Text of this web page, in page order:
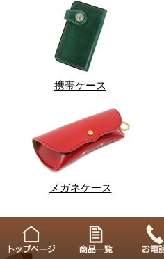
携帯ケース
メガネケース